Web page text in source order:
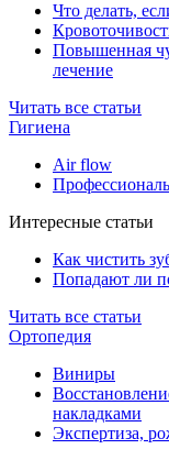
Что делать,
Повышенная
лечение
Читать все статьи
Гигиена
Air flow
Интересные статьи
Как чистить
Попадают ли
Читать все статьи
Ортопедия
Виниры
накладками
Экспертиза,